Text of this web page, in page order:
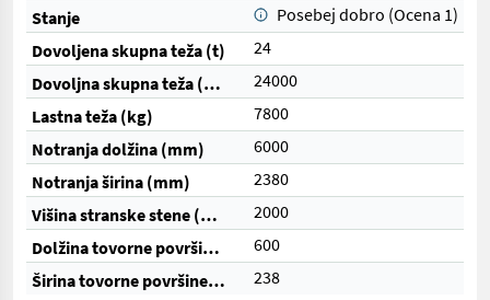
Stanje
Posebej dobro (Ocena 1)
Dovoljena skupna teža (t)
24
Dovoljna skupna teža (kg)
24000
Lastna teža (kg)
7800
Notranja dolžina (mm)
6000
Notranja širina (mm)
2380
Višina stranske stene (mm)
2000
Dolžina tovorne površine (cm)
600
Širina tovorne površine (cm)
238